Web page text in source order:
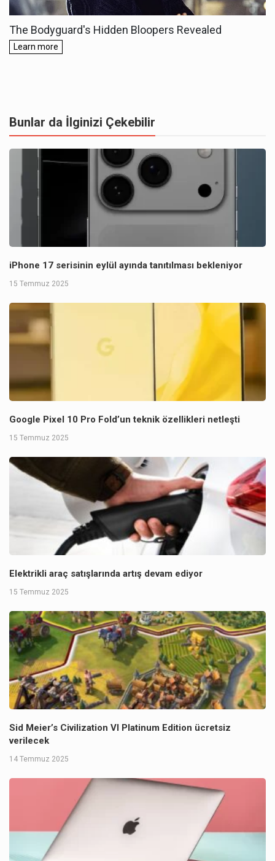
Bunlar da İlginizi Çekebilir
iPhone 17 serisinin eylül ayında tanıtılması bekleniyor
15 Temmuz 2025
Google Pixel 10 Pro Fold’un teknik özellikleri netleşti
15 Temmuz 2025
Elektrikli araç satışlarında artış devam ediyor
15 Temmuz 2025
Sid Meier’s Civilization VI Platinum Edition ücretsiz
verilecek
14 Temmuz 2025